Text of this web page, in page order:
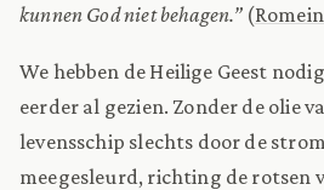
kunnen God niet behagen.”(
We hebben de Heilige Geest
eerder al gezien. Zonder de olie
levensschip slechts door de
meegesleurd, richting de rotsen